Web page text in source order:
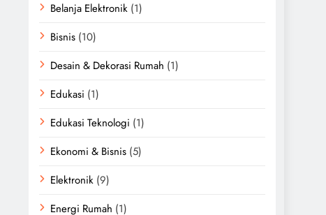
Belanja Elektronik (1)
Bisnis (10)
Desain & Dekorasi Rumah (1)
Edukasi (1)
Edukasi Teknologi (1)
Ekonomi & Bisnis (5)
Elektronik (9)
Energi Rumah (1)